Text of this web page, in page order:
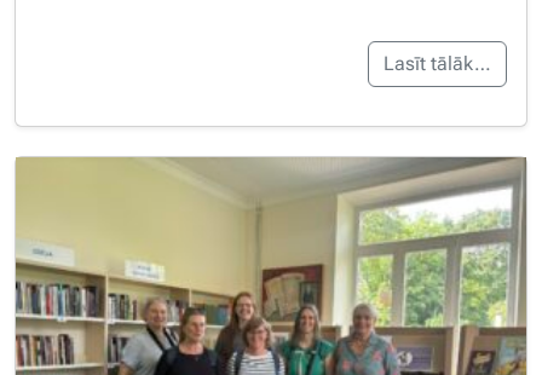
Lasīt tālāk…